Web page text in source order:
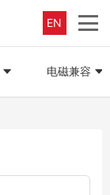
EN
电磁兼容